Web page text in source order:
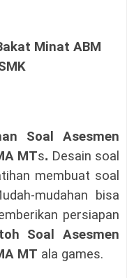
Minat ABM
Soal Asesmen
MTs. Desain soal
membuat soal
mudahan bisa
persiapan
Soal Asesmen
MT ala games.